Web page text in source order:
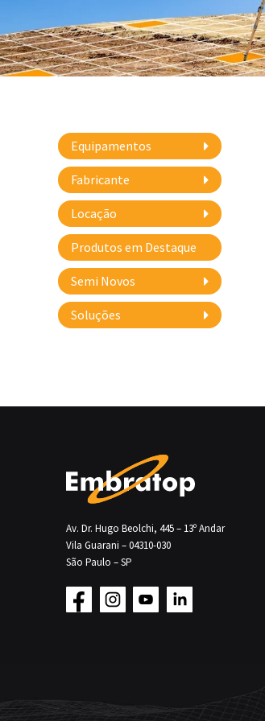
Equipamentos
Fabricante
Locação
Produtos em Destaque
Semi Novos
Soluções
Av. Dr. Hugo Beolchi, 445 – 13º Andar
Vila Guarani – 04310-030
São Paulo – SP